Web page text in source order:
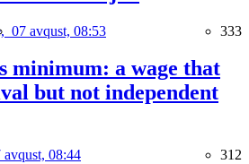
07 avqust, 08:53 333
minimum: a wage that
but not independent
avqust, 08:44 312